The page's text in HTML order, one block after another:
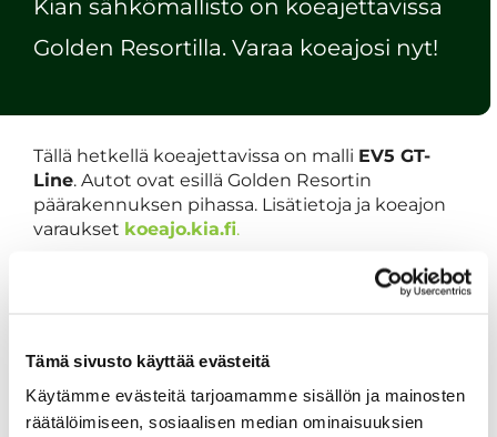
Tämä sivusto käyttää evästeitä
Käytämme evästeitä tarjoamamme sisällön ja mainosten
räätälöimiseen, sosiaalisen median ominaisuuksien
Kian sähkömallisto on koeajettavissa
Golden Resortilla. Varaa koeajosi nyt!
Tällä hetkellä koeajettavissa on malli EV5 GT-
Line. Autot ovat esillä Golden Resortin
päärakennuksen pihassa. Lisätietoja ja koeajon
varaukset koeajo.kia.fi.
Huomioi, että koeajo on mahdollista vain
varaamalla aika yllä olevan linkin kautta. Kia
ma-to, ei voi yhdistää muihin alennuksiin). Edun
voi käyttää vain 1 kerran/hlö, tarjous on voimassa
elokuun loppuun.